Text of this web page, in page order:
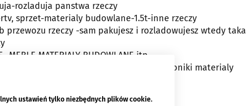
rozladuja panstwa rzeczy
sprzet-materialy budowlane-1.5t-inne rzeczy
przewozu rzeczy -sam pakujesz i rozladowujesz wtedy taka
-MEBLE MATERIALY BUDOWLANE itp.
-wnoszenie wynoszenie -mebli agd-rtv elektroniki materialy
ustawień tylko niezbędnych plików cookie.